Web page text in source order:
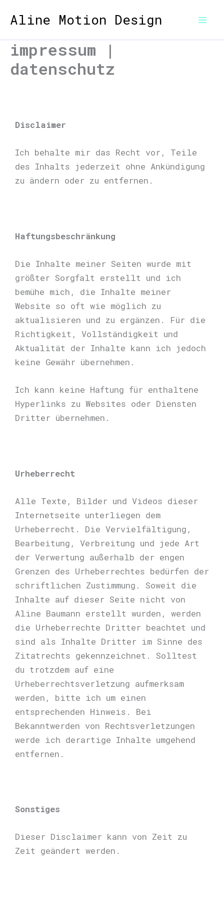
Inhalt
Aline Motion Design
impressum |
datenschutz
Disclaimer
Ich behalte mir das Recht vor, Teile
des Inhalts jederzeit ohne Ankündigung
zu ändern oder zu entfernen.
Haftungsbeschränkung
Die Inhalte meiner Seiten wurde mit
größter Sorgfalt erstellt und ich
bemühe mich, die Inhalte meiner
Website so oft wie möglich zu
aktualisieren und zu ergänzen. Für die
Richtigkeit, Vollständigkeit und
Aktualität der Inhalte kann ich jedoch
keine Gewähr übernehmen.
Ich kann keine Haftung für enthaltene
Hyperlinks zu Websites oder Diensten
Dritter übernehmen.
Urheberrecht
Alle Texte, Bilder und Videos dieser
Internetseite unterliegen dem
Urheberrecht. Die Vervielfältigung,
Bearbeitung, Verbreitung und jede Art
der Verwertung außerhalb der engen
Grenzen des Urheberrechtes bedürfen der
schriftlichen Zustimmung. Soweit die
Inhalte auf dieser Seite nicht von
Aline Baumann erstellt wurden, werden
die Urheberrechte Dritter beachtet und
sind als Inhalte Dritter im Sinne des
Zitatrechts gekennzeichnet. Solltest
du trotzdem auf eine
Urheberrechtsverletzung aufmerksam
werden, bitte ich um einen
entsprechenden Hinweis. Bei
Bekanntwerden von Rechtsverletzungen
werde ich derartige Inhalte umgehend
entfernen.
Sonstiges
Dieser Disclaimer kann von Zeit zu
Zeit geändert werden.